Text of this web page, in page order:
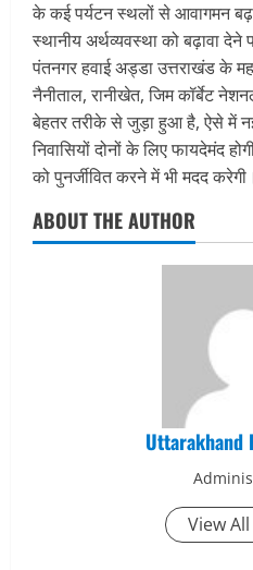
के कई पर्यटन स्थलों से आवागमन
स्थानीय अर्थव्यवस्था को बढ़ावा देने
पंतनगर हवाई अड्डा उत्तराखंड के
नैनीताल, रानीखेत, जिम कॉर्बेट
बेहतर तरीके से जुड़ा हुआ है, ऐसे में
निवासियों दोनों के लिए फायदेमंद
को पुनर्जीवित करने में भी मदद
ABOUT THE AUTHOR
Uttarakhand
View